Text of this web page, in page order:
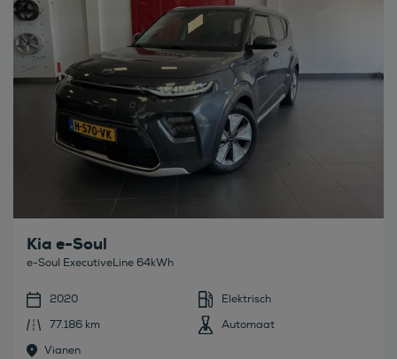
Kia e-Soul
e-Soul ExecutiveLine 64kWh
2020
Elektrisch
77.186 km
Automaat
Vianen